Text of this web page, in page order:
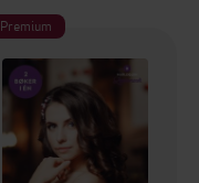
Premium